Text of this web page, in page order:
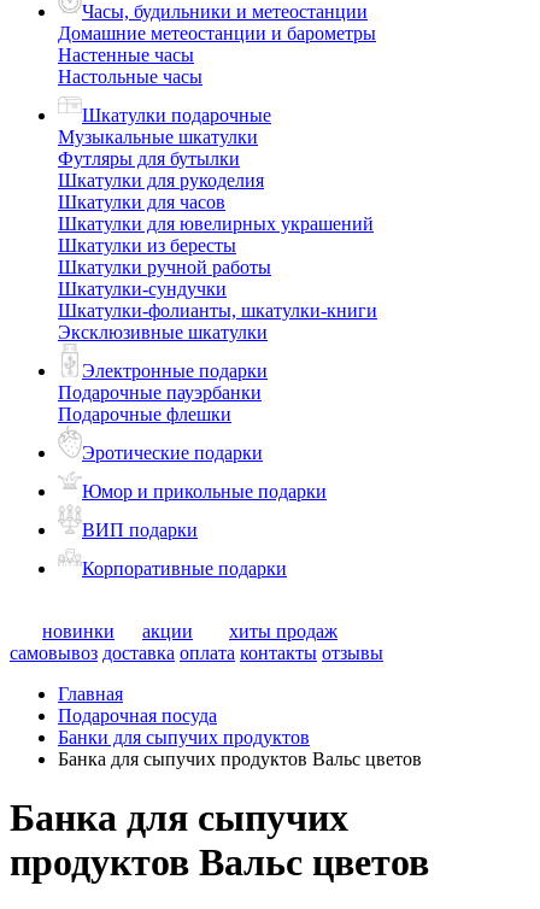
Часы, будильники и метеостанции
Домашние метеостанции и барометры
Настенные часы
Настольные часы
Шкатулки подарочные
Музыкальные шкатулки
Футляры для бутылки
Шкатулки для рукоделия
Шкатулки для часов
Шкатулки для ювелирных украшений
Шкатулки из бересты
Шкатулки ручной работы
Шкатулки-сундучки
Шкатулки-фолианты, шкатулки-книги
Эксклюзивные шкатулки
Электронные подарки
Подарочные пауэрбанки
Подарочные флешки
Эротические подарки
Юмор и прикольные подарки
ВИП подарки
Корпоративные подарки
новинки акции
хиты продаж
самовывоз доставка оплата контакты отзывы
Главная
Подарочная посуда
Банки для сыпучих продуктов
Банка для сыпучих продуктов Вальс цветов
Банка для сыпучих
продуктов Вальс цветов